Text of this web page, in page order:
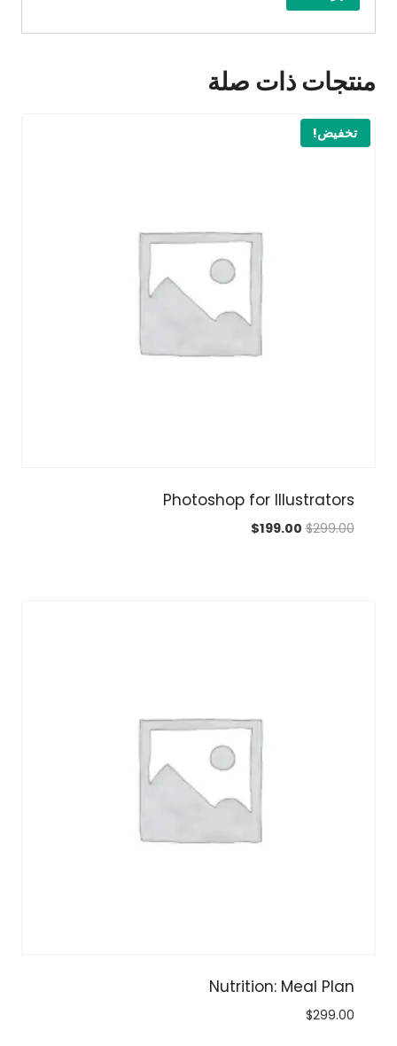
منتجات ذات صلة
تخفيض!
Photoshop for Illustrators
$299.00
السعر
$199.00
Nutrition: Meal Plan
$299.00